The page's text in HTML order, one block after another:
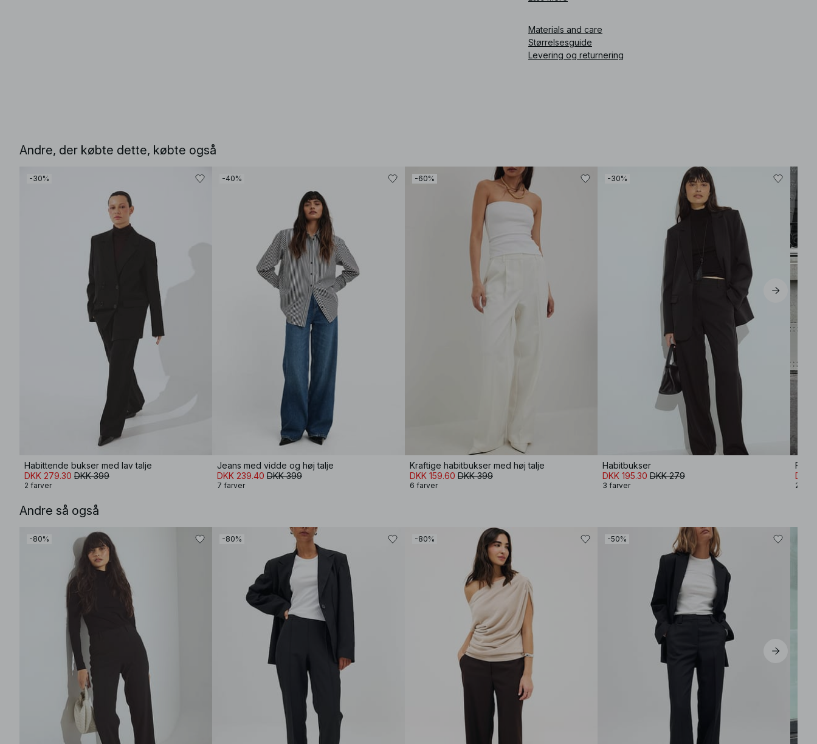
Materials and care
Størrelsesguide
Levering og returnering
Andre, der købte dette, købte også
-30%
Habittende bukser med lav talje
DKK 279.30 DKK 399
2 farver
-40%
Jeans med vidde og høj talje
DKK 239.40 DKK 399
7 farver
-60%
Kraftige habitbukser med høj talje
DKK 159.60 DKK 399
6 farver
-30%
Habitbukser
DKK 195.30 DKK 279
3 farver
DKK
2
Andre så også
-80% -80% -80% -50%